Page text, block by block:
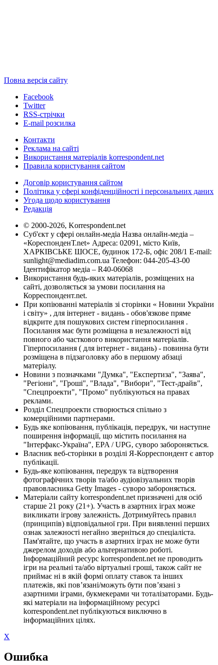
Повна версія сайту
Facebook
Twitter
RSS-стрічки
E-mail розсилка
Контакти
Реклама на сайті
Використання матеріалів korrespondent.net
Правила користування сайтом
Договір користування сайтом
Політика у сфері конфіденційності і персональних даних
Угода щодо користування
Редакція
© 2000-2026, Korrespondent.net
Суб'єкт у сфері онлайн-медіа Назва онлайн-медіа –
«КореспонденТ.net» Адреса: 02091, місто Київ,
ХАРКІВСЬКЕ ШОСЕ, будинок 172-Б, офіс 208/1 E-mail:
sunlight@mediadim.com.ua Телефон: 044-205-43-00
Ідентифікатор медіа – R40-06068
Використання будь-яких матеріалів, розміщених на
сайті, дозволяється за умови посилання на
Корреспондент.net.
При копіюванні матеріалів зі сторінки « Новини України
і світу» , для інтернет - видань - обов'язкове пряме
відкрите для пошукових систем гіперпосилання .
Посилання має бути розміщена в незалежності від
повного або часткового використання матеріалів.
Гіперпосилання ( для інтернет - видань) - повинна бути
розміщена в підзаголовку або в першому абзаці
матеріалу.
Новини з позначками "Думка", "Експертиза", "Заява",
"Регіони", "Гроші", "Влада", "Вибори", "Тест-драйв",
"Спецпроекти", "Промо" публікуються на правах
реклами.
Розділ Спецпроекти створюється спільно з
комерційними партнерами.
Будь яке копіювання, публікація, передрук, чи наступне
поширення інформації, що містить посилання на
"Інтерфакс-Україна", EPA / UPG, суворо забороняється.
Власник веб-сторінки в розділі Я-Корреспондент є автор
публікації.
Будь-яке копіювання, передрук та відтворення
фотографічних творів та/або аудіовізуальних творів
правовласника Getty Images - суворо забороняється.
Матеріали сайту korrespondent.net призначені для осіб
старше 21 року (21+). Участь в азартних іграх може
викликати ігрову залежність. Дотримуйтесь правил
(принципів) відповідальної гри. При виявленні перших
ознак залежності негайно зверніться до спеціаліста.
Пам'ятайте, що участь в азартних іграх не може бути
джерелом доходів або альтернативою роботі.
Інформаційний ресурс korrespondent.net не проводить
ігри на реальні та/або віртуальні гроші, також сайт не
приймає ні в якій формі оплату ставок та інших
платежів, які пов’язані/можуть бути пов’язані з
азартними іграми, букмекерами чи тоталізаторами. Будь-
які матеріали на інформаційному ресурсі
korrespondent.net публікуються виключно в
інформаційних цілях.
X
Ошибка